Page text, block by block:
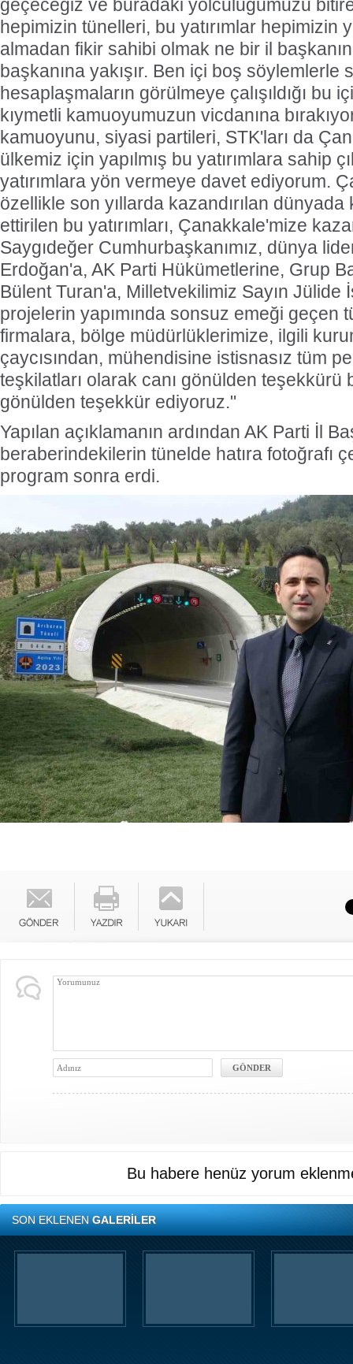
geçeceğiz ve buradaki yolculuğumuzu
hepimizin tünelleri, bu yatırımlar hepimizin
almadan fikir sahibi olmak ne bir il
başkanına yakışır. Ben içi boş söylemlerle
hesaplaşmaların görülmeye çalışıldığı bu
kıymetli kamuoyumuzun vicdanına
kamuoyunu, siyasi partileri, STK'ları da
ülkemiz için yapılmış bu yatırımlara sahip
yatırımlara yön vermeye davet ediyorum.
özellikle son yıllarda kazandırılan
ettirilen bu yatırımları, Çanakkale'mize
Saygıdeğer Cumhurbaşkanımız, dünya
Erdoğan'a, AK Parti Hükümetlerine, Grup
Bülent Turan'a, Milletvekilimiz Sayın Jülide
projelerin yapımında sonsuz emeği geçen
firmalara, bölge müdürlüklerimize, ilgili
çaycısından, mühendisine istisnasız tüm
teşkilatları olarak canı gönülden teşekkürü
gönülden teşekkür ediyoruz."
Yapılan açıklamanın ardından AK Parti İl
beraberindekilerin tünelde hatıra fotoğrafı
program sonra erdi.
Bu habere henüz yorum
SON EKLENENGALERİLER